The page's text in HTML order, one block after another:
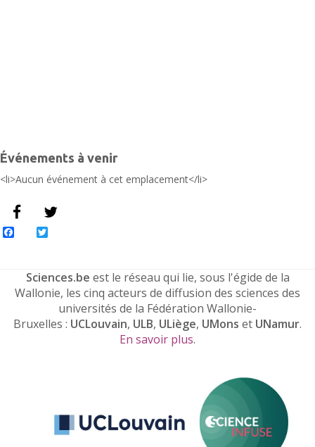
Événements à venir
<li>Aucun événement à cet emplacement</li>
Facebook
Sciences.be est le réseau qui lie, sous l'égide de la
Wallonie, les cinq acteurs de diffusion des sciences des
universités de la Fédération Wallonie-
Bruxelles : UCLouvain, ULB, ULiège, UMons et UNamur.
En savoir plus.